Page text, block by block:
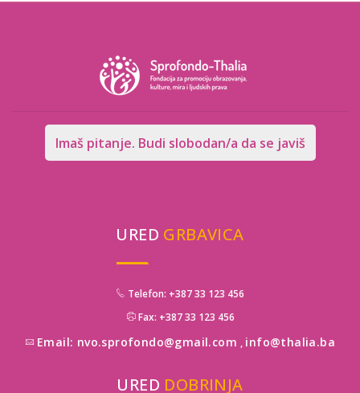
Imaš pitanje. Budi slobodan/a da se javiš
URED GRBAVICA
Telefon: +387 33 123 456
Fax: +387 33 123 456
Email: nvo.sprofondo@gmail.com , info@thalia.ba
URED DOBRINJA